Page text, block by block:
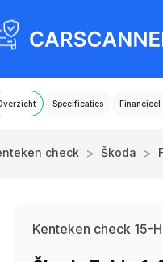
Specificaties Financieel
check > Škoda >
Kenteken check 15-